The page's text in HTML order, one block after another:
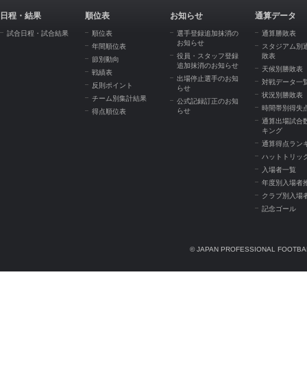
日程・結果
試合日程・試合結果
順位表
順位表
年間順位表
節別動向
戦績表
反則ポイント
チーム別集計結果
得点順位表
お知らせ
選手登録追加抹消の
お知らせ
役員・スタッフ登録
追加抹消のお知らせ
出場停止選手のお知
らせ
公式記録訂正のお知
らせ
通算データ
通算勝敗表
スタジアム別
敗表
天候別勝敗表
対戦データ一
状況別勝敗表
時間帯別得失
通算出場試合
キング
通算得点ラン
ハットトリッ
入場者一覧
年度別入場者
クラブ別入場
記念ゴール
© JAPAN PROFESSIONAL